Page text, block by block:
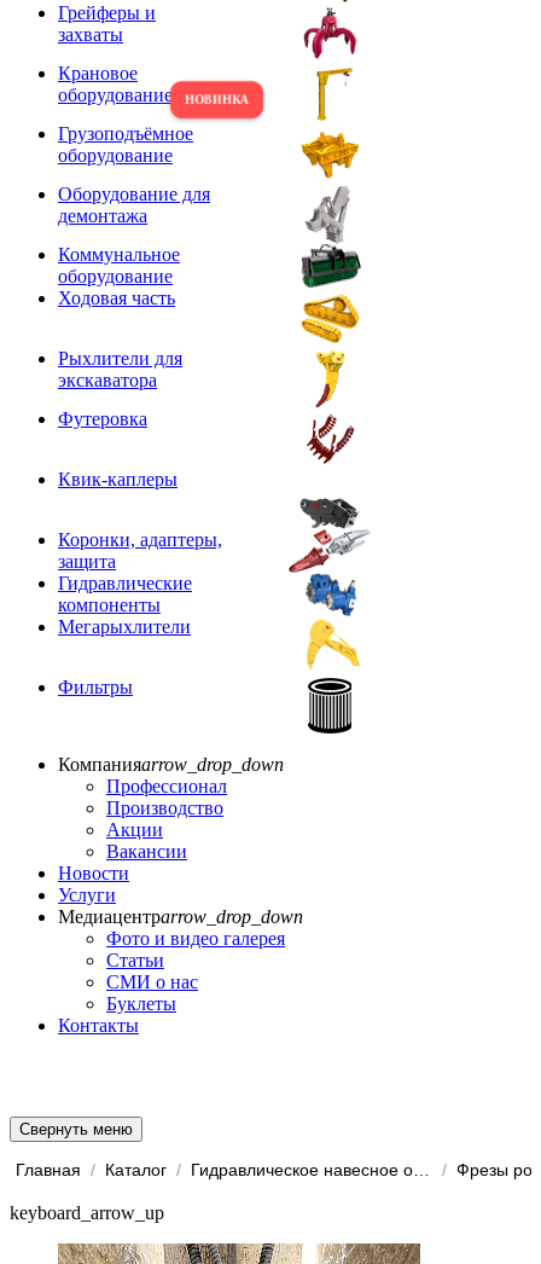
Грейферы и
захваты
Крановое
оборудование
Грузоподъёмное
оборудование
Оборудование для
демонтажа
Коммунальное
оборудование
Ходовая часть
Рыхлители для
экскаватора
Футеровка
Квик-каплеры
Коронки, адаптеры,
защита
Гидравлические
компоненты
Мегарыхлители
Фильтры
Компанияarrow_drop_down
Профессионал
Производство
Акции
Вакансии
Новости
Услуги
Медиацентрarrow_drop_down
Фото и видео галерея
Статьи
СМИ о нас
Буклеты
Контакты
Свернуть меню
Главная / Каталог / / Фрезы
keyboard_arrow_up